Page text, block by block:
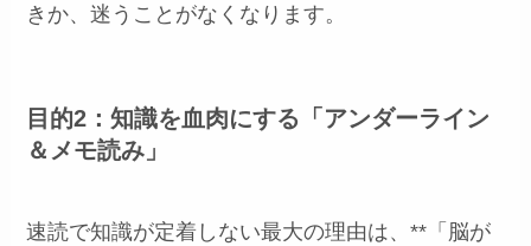
きか、迷うことがなくなります。
目的2：知識を血肉にする「アンダーライン
＆メモ読み」
速読で知識が定着しない最大の理由は、**「脳が